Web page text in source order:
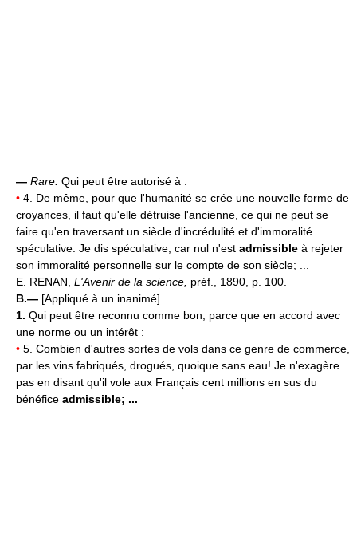
— Rare. Qui peut être autorisé à :
• 4. De même, pour que l'humanité se crée une nouvelle forme de
croyances, il faut qu'elle détruise l'ancienne, ce qui ne peut se
faire qu'en traversant un siècle d'incrédulité et d'immoralité
spéculative. Je dis spéculative, car nul n'est admissible à rejeter
son immoralité personnelle sur le compte de son siècle; ...
E. RENAN, L'Avenir de la science, préf., 1890, p. 100.
B.— [Appliqué à un inanimé]
1. Qui peut être reconnu comme bon, parce que en accord avec
une norme ou un intérêt :
• 5. Combien d'autres sortes de vols dans ce genre de commerce,
par les vins fabriqués, drogués, quoique sans eau! Je n'exagère
pas en disant qu'il vole aux Français cent millions en sus du
bénéfice admissible; ...